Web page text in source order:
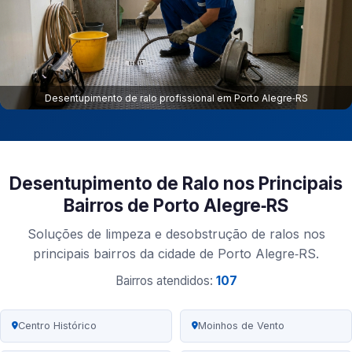
Desentupimento de ralo profissional em Porto Alegre‑RS
Desentupimento de Ralo nos Principais
Bairros de Porto Alegre‑RS
Soluções de limpeza e desobstrução de ralos nos
principais bairros da cidade de Porto Alegre‑RS.
Bairros atendidos: 107
Centro Histórico Moinhos de Vento